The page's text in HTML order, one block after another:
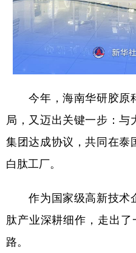
北京 天津
辽宁 吉林
浙江 安徽
山东 河南
广东 广西
四川 贵州
新疆 内蒙古
多语种频道
今年，海南华研胶原
局，又迈出关键一步：与
集团达成协议，共同在泰
白肽工厂。
作为国家级高新技术
肽产业深耕细作，走出了
路。